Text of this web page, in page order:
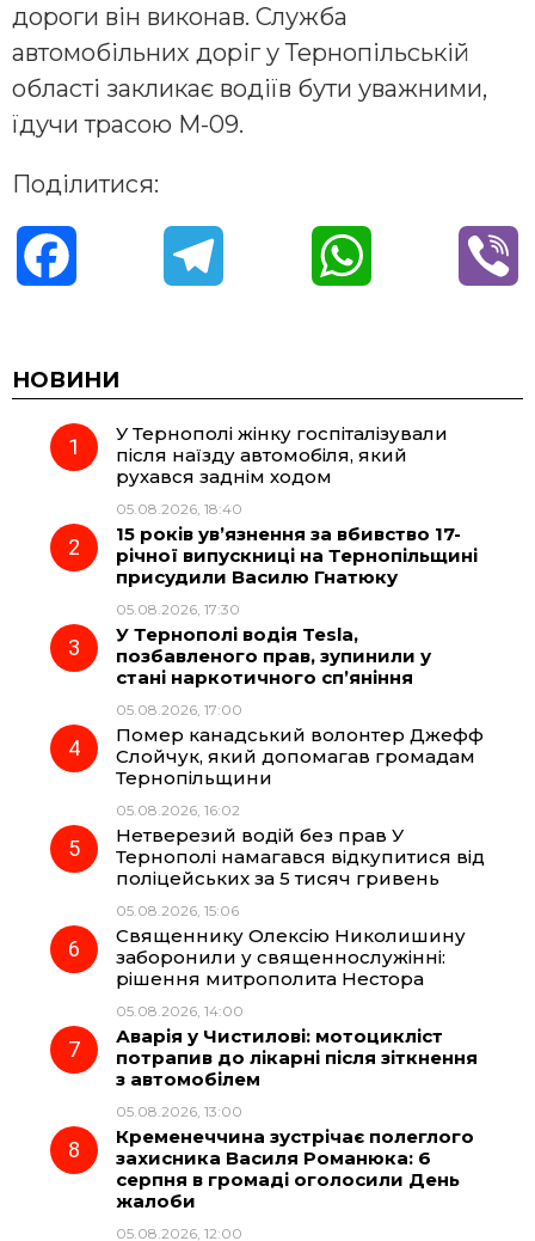
дороги він виконав. Служба
автомобільних доріг у Тернопільській
області закликає водіїв бути уважними,
їдучи трасою М-09.
Поділитися:
c
e
o
k
e
r
a
m
t
A
p
НОВИНИ
У Тернополі жінку госпіталізували
після наїзду автомобіля, який
рухався заднім ходом
05.08.2026, 18:40
15 років ув’язнення за вбивство 17-
річної випускниці на Тернопільщині
присудили Василю Гнатюку
05.08.2026, 17:30
У Тернополі водія Tesla,
позбавленого прав, зупинили у
стані наркотичного сп’яніння
05.08.2026, 17:00
Помер канадський волонтер Джефф
Слойчук, який допомагав громадам
Тернопільщини
05.08.2026, 16:02
Нетверезий водій без прав У
Тернополі намагався відкупитися від
поліцейських за 5 тисяч гривень
05.08.2026, 15:06
Священнику Олексію Николишину
заборонили у священнослужінні:
рішення митрополита Нестора
05.08.2026, 14:00
Аварія у Чистилові: мотоцикліст
потрапив до лікарні після зіткнення
з автомобілем
05.08.2026, 13:00
Кременеччина зустрічає полеглого
захисника Василя Романюка: 6
серпня в громаді оголосили День
жалоби
05.08.2026, 12:00